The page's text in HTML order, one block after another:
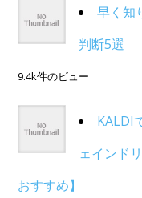
早く知
判断5選
9.4k件のビュー
KALDI
ェインド
おすすめ】